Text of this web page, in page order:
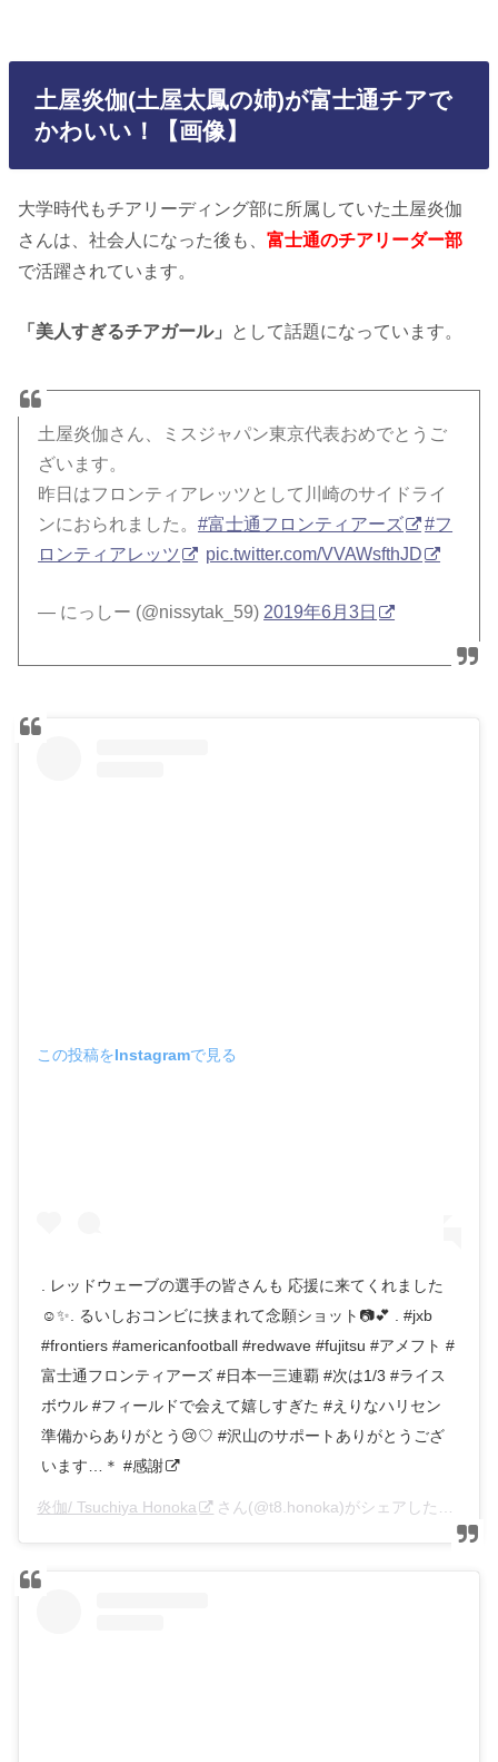
土屋炎伽(土屋太鳳の姉)が富士通チアで
かわいい！【画像】
大学時代もチアリーディング部に所属していた土屋炎伽
さんは、社会人になった後も、富士通のチアリーダー部
で活躍されています。
「美人すぎるチアガール」 として話題になっています。
土屋炎伽さん、ミスジャパン東京代表おめでとうご
ざいます。
昨日はフロンティアレッツとして川崎のサイドライ
ンにおられました。#富士通フロンティアーズ
#フ
ロンティアレッツ
pic.twitter.com/VVAWsfthJD
— にっしー (@nissytak_59) 2019年6月3日
この投稿をInstagramで見る
. レッドウェーブの選手の皆さんも 応援に来てくれました
☺️✨. るいしおコンビに挟まれて念願ショット📷💕 . #jxb
#frontiers #americanfootball #redwave #fujitsu #アメフト #
富士通フロンティアーズ #日本一三連覇 #次は1/3 #ライス
ボウル #フィールドで会えて嬉しすぎた #えりなハリセン
準備からありがとう😢♡ #沢山のサポートありがとうござ
います…＊ #感謝
炎伽/ Tsuchiya Honoka さん(@t8.honoka)がシェアした投稿 –